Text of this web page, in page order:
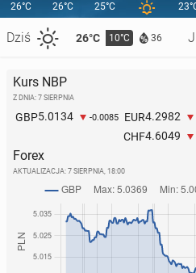
26°C
Dziś 26°C 10°C 36
26°C 25°C
Kurs NBP
Z DNIA: 7 SIERPNIA
GBP5.0134 -0.0085 EUR4.2982
CHF4.6049
Forex
AKTUALIZACJA: 7 SIERPNIA, 18:00